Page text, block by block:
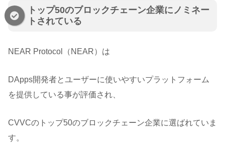
トップ50のブロックチェーン企業にノミネー
トされている
NEAR Protocol（NEAR）は
DApps開発者とユーザーに使いやすいプラットフォーム
を提供している事が評価され、
CVVCのトップ50のブロックチェーン企業に選ばれていま
す。